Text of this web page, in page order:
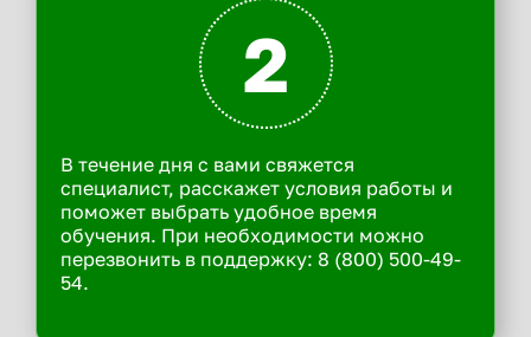
2
В течение дня с вами свяжется
специалист, расскажет условия работы и
поможет выбрать удобное время
обучения. При необходимости можно
перезвонить в поддержку: 8 (800) 500-49-
54.